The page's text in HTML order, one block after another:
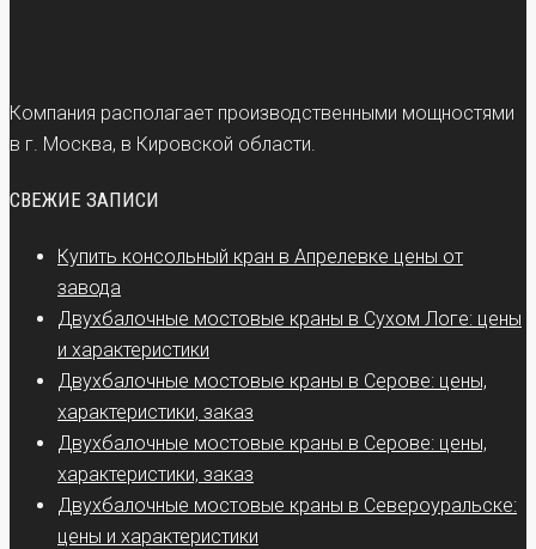
Компания располагает производственными мощностями
в г. Москва, в Кировской области.
СВЕЖИЕ ЗАПИСИ
Купить консольный кран в Апрелевке цены от
завода
Двухбалочные мостовые краны в Сухом Логе: цены
и характеристики
Двухбалочные мостовые краны в Серове: цены,
характеристики, заказ
Двухбалочные мостовые краны в Серове: цены,
характеристики, заказ
Двухбалочные мостовые краны в Североуральске:
цены и характеристики